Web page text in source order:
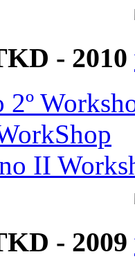
- 2010
2º
II
- 2009